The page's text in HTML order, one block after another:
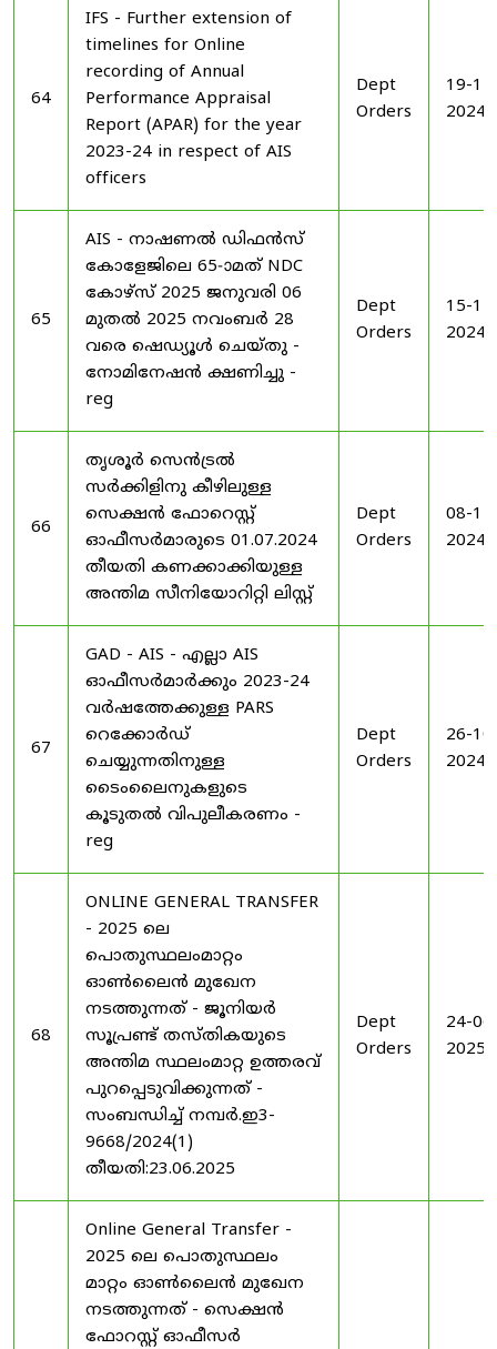
64
IFS - Further extension of
timelines for Online
recording of Annual
Performance Appraisal
Report (APAR) for the year
2023-24 in respect of AIS
officers
Dept
Orders
19-
2024
65
AIS - നാഷണൽ ഡിഫൻസ്
കോളേജിലെ 65-ാമത് NDC
കോഴ്‌സ് 2025 ജനുവരി 06
മുതൽ 2025 നവംബർ 28
വരെ ഷെഡ്യൂൾ ചെയ്‌തു -
നോമിനേഷൻ ക്ഷണിച്ചു -
reg
Dept
Orders
15-
2024
66
തൃശൂർ സെൻട്രൽ
സർക്കിളിനു കീഴിലുള്ള
സെക്ഷൻ ഫോറെസ്റ്റ്
ഓഫീസർമാരുടെ 01.07.2024
തീയതി കണക്കാക്കിയുള്ള
അന്തിമ സീനിയോറിറ്റി ലിസ്റ്റ്
Dept
Orders
08-
2024
67
GAD - AIS - എല്ലാ AIS
ഓഫീസർമാർക്കും 2023-24
വർഷത്തേക്കുള്ള PARS
റെക്കോർഡ്
ചെയ്യുന്നതിനുള്ള
ടൈംലൈനുകളുടെ
കൂടുതൽ വിപുലീകരണം -
reg
Dept
Orders
26-
2024
68
ONLINE GENERAL TRANSFER
- 2025 ലെ
പൊതുസ്ഥലംമാറ്റം
ഓൺലൈൻ മുഖേന
നടത്തുന്നത് - ജൂനിയർ
സൂപ്രണ്ട് തസ്തികയുടെ
അന്തിമ സ്ഥലംമാറ്റ ഉത്തരവ്
പുറപ്പെടുവിക്കുന്നത് -
സംബന്ധിച്ച് നമ്പർ.ഇ3-
9668/2024(1)
തീയതി:23.06.2025
Dept
Orders
24-
2025
Online General Transfer -
2025 ലെ പൊതുസ്ഥലം
മാറ്റം ഓൺലൈൻ മുഖേന
നടത്തുന്നത് - സെക്ഷൻ
ഫോറസ്റ്റ് ഓഫീസർ